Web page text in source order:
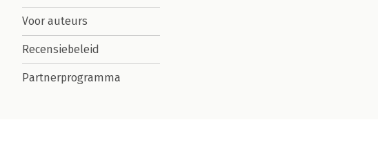
Voor auteurs
Recensiebeleid
Partnerprogramma